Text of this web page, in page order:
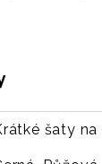
šaty